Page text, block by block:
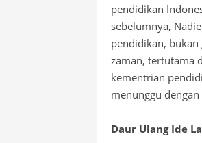
pendidikan
sebelumnya,
pendidikan, bukan
zaman, tertutama
kementrian
menunggu
Daur Ulang Ide